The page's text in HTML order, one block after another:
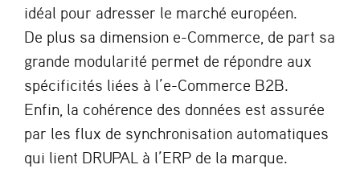
idéal pour adresser le marché européen.
De plus sa dimension e-Commerce, de part sa
grande modularité permet de répondre aux
spécificités liées à l’e-Commerce B2B.
Enfin, la cohérence des données est assurée
par les flux de synchronisation automatiques
qui lient DRUPAL à l’ERP de la marque.